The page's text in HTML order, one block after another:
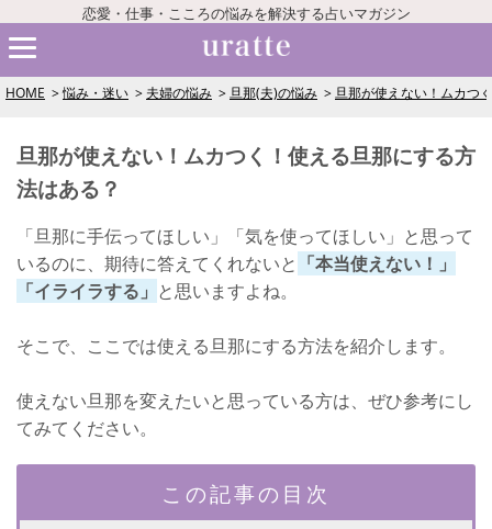
恋愛・仕事・こころの悩みを解決する占いマガジン
HOME 悩み・迷い 夫婦の悩み 旦那(夫)の悩み 旦那が使えない！ムカつ
旦那が使えない！ムカつく！使える旦那にする方
法はある？
「旦那に手伝ってほしい」「気を使ってほしい」と思って
いるのに、期待に答えてくれないと 「本当使えない！」
「イライラする」 と思いますよね。
そこで、ここでは使える旦那にする方法を紹介します。
使えない旦那を変えたいと思っている方は、ぜひ参考にし
てみてください。
この記事の目次